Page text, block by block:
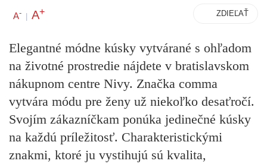
A- | A+ ZDIEĽAŤ
Elegantné módne kúsky vytvárané s ohľadom
na životné prostredie nájdete v bratislavskom
nákupnom centre Nivy. Značka comma
vytvára módu pre ženy už niekoľko desaťročí.
Svojím zákazníčkam ponúka jedinečné kúsky
na každú príležitosť. Charakteristickými
znakmi, ktoré ju vystihujú sú kvalita,